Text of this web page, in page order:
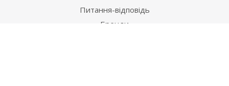
Питання-відповідь
Бренди